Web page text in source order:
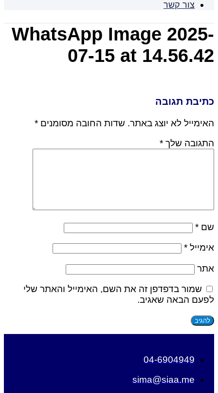
צור קשר
WhatsApp Image 2025-
07-15 at 14.56.42
כתיבת תגובה
האימייל לא יוצג באתר. שדות החובה מסומנים *
התגובה שלך *
שם *
אימייל *
אתר
שמור בדפדפן זה את השם, האימייל והאתר שלי
לפעם הבאה שאגיב.
04-6904949
sima@siaa.me